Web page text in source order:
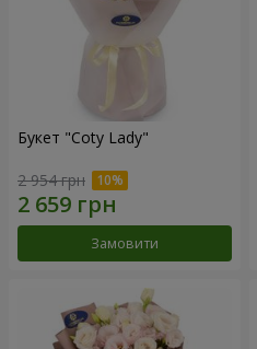
Букет "Coty Lady"
2 954 грн
Замовити